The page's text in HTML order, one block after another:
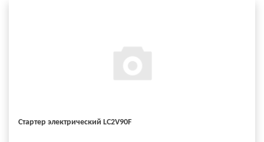
Стартер электрический LC2V90F